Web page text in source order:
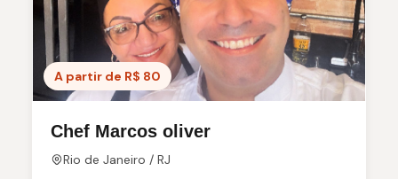
A partir de R$ 80
Chef Marcos oliver
Rio de Janeiro / RJ